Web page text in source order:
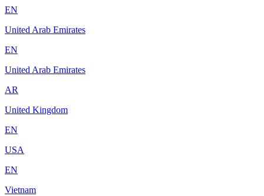
EN
United Arab Emirates
EN
United Arab Emirates
AR
United Kingdom
EN
USA
EN
Vietnam